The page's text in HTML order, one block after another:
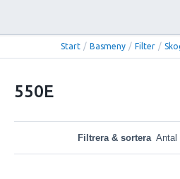
Start / Basmeny / Filter /
550E
Filtrera & sortera Antal